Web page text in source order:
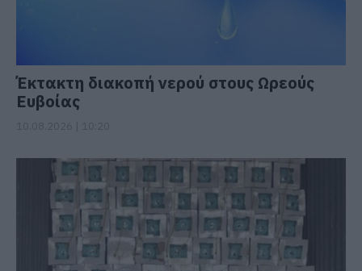
Έκτακτη διακοπή νερού στους Ωρεούς
Ευβοίας